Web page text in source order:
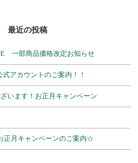
最近の投稿
一部商品価格改定お知らせ
アカウントのご案内！！
います！お正月キャンペーン
正月キャンペーンのご案内☆